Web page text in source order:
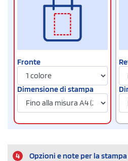
Fronte
Dimensione di stampa
4 Opzioni e note per la stampa